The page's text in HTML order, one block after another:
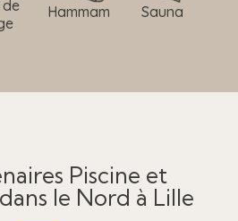
de
Hammam Sauna
Piscine et
le Nord à Lille